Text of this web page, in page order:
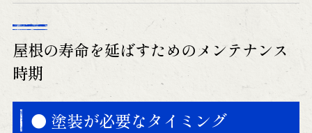
屋根の寿命を延ばすためのメンテナンス
時期
● 塗装が必要なタイミング